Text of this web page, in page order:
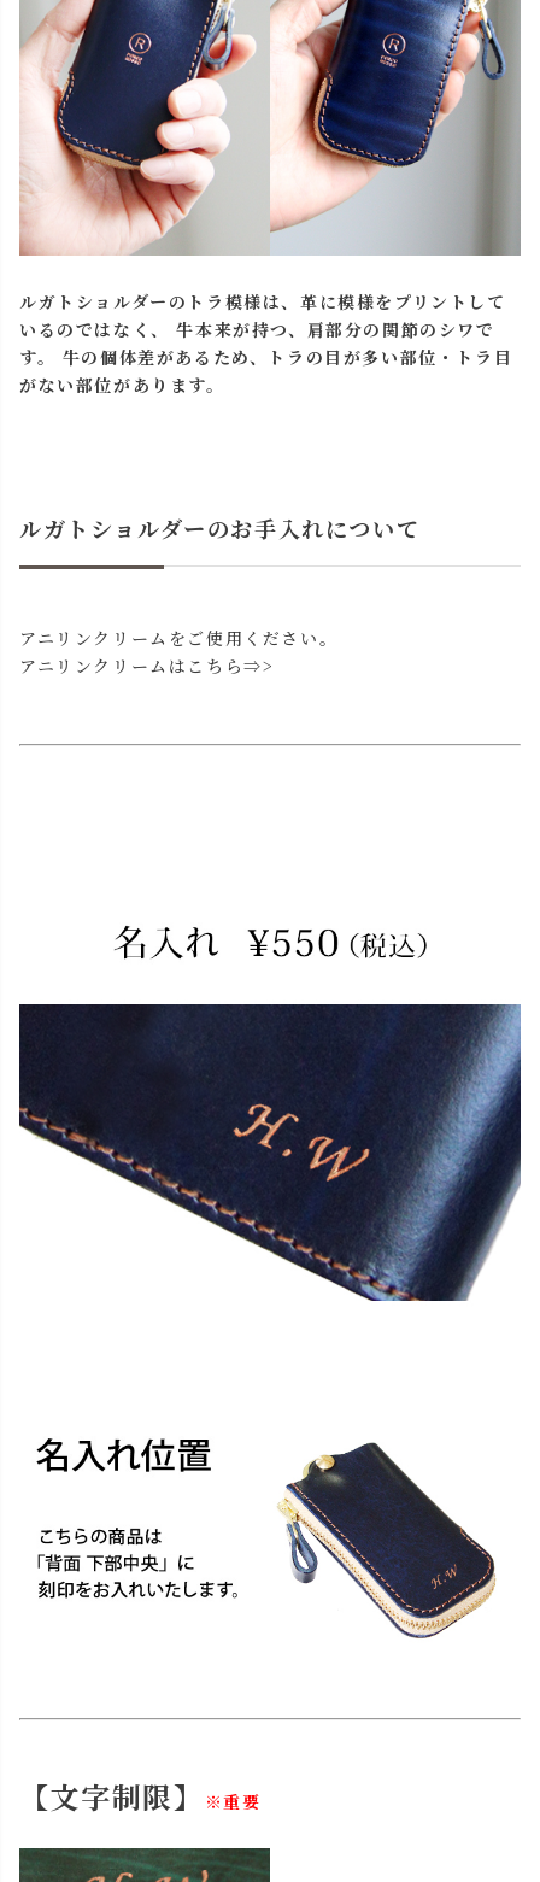
ルガトショルダーのトラ模様は、革に模様をプリントして
いるのではなく、 牛本来が持つ、肩部分の関節のシワで
す。 牛の個体差があるため、トラの目が多い部位・トラ目
がない部位があります。
ルガトショルダーのお手入れについて
アニリンクリームをご使用ください。
アニリンクリームはこちら⇒>
【文字制限】 ※重要